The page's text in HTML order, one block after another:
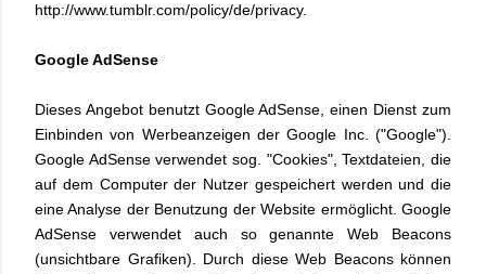
http://www.tumblr.com/policy/de/privacy.
Google AdSense
Dieses Angebot benutzt Google AdSense, einen Dienst zum
Einbinden von Werbeanzeigen der Google Inc. ("Google").
Google AdSense verwendet sog. "Cookies", Textdateien, die
auf dem Computer der Nutzer gespeichert werden und die
eine Analyse der Benutzung der Website ermöglicht. Google
AdSense verwendet auch so genannte Web Beacons
(unsichtbare Grafiken). Durch diese Web Beacons können